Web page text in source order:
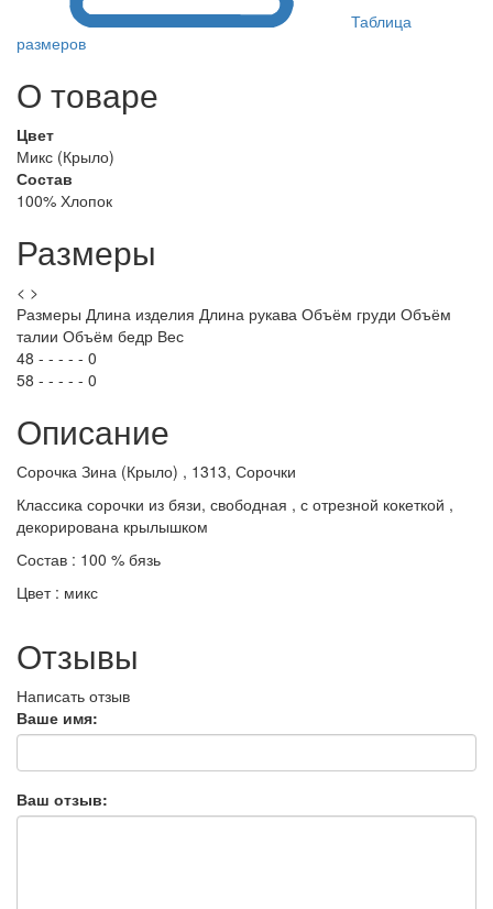
Таблица
размеров
О товаре
Цвет
Микс (Крыло)
Состав
100% Хлопок
Размеры
< >
Размеры Длина изделия Длина рукава Объём груди Объём
талии Объём бедр Вес
48 - - - - - 0
58 - - - - - 0
Описание
Сорочка Зина (Крыло) , 1313, Сорочки
Классика сорочки из бязи, свободная , с отрезной кокеткой ,
декорирована крылышком
Состав : 100 % бязь
Цвет : микс
Отзывы
Написать отзыв
Ваше имя:
Ваш отзыв: